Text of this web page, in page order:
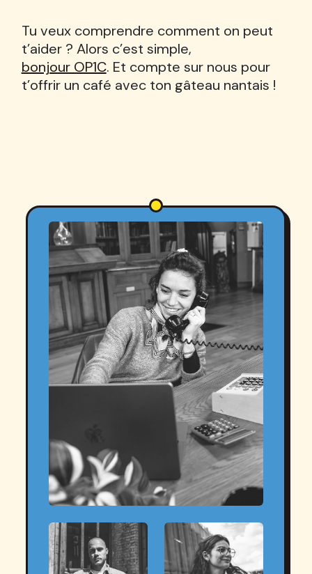
Tu veux comprendre comment on peut
t’aider ? Alors c’est simple,
bonjour OP1C. Et compte sur nous pour
t’offrir un café avec ton gâteau nantais !